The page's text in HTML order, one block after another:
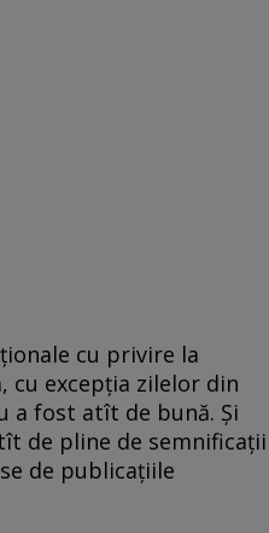
cu privire la
cu excepția zilelor din
a fost atît de bună. Și
de pline de semnificații
de publicațiile